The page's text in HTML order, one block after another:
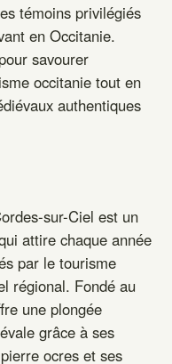
témoins privilégiés
en Occitanie.
savourer
occitanie tout en
authentiques
sur-Ciel est un
attire chaque année
par le tourisme
régional. Fondé au
une plongée
grâce à ses
ocres et ses